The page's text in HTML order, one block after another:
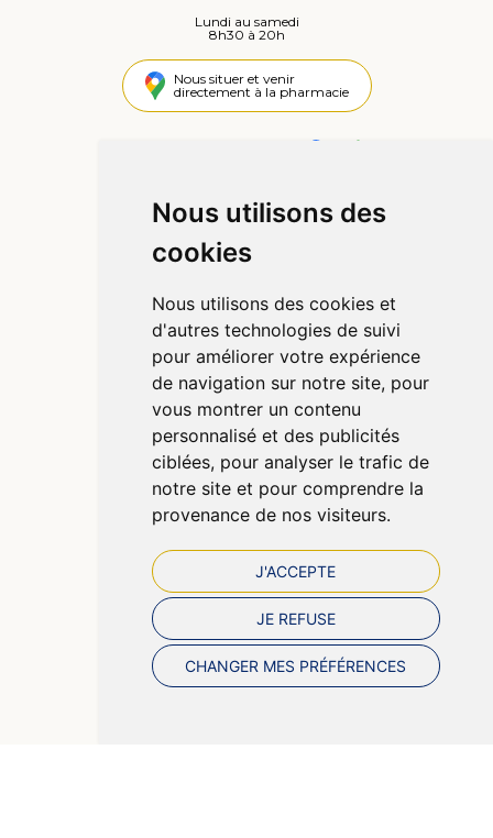
Nous utilisons des
cookies
Nous utilisons des cookies et
d'autres technologies de suivi
pour améliorer votre expérience
de navigation sur notre site, pour
vous montrer un contenu
personnalisé et des publicités
ciblées, pour analyser le trafic de
notre site et pour comprendre la
provenance de nos visiteurs.
J'ACCEPTE
JE REFUSE
CHANGER MES PRÉFÉRENCES
Lundi au samedi
8h30 à 20h
Nous situer et venir
directement à la pharmacie
Informations
Qui sommes-nous ?
Déclarer un effet indésirable
Mentions légales
CGV
Données personnelles
Cookies
Préférences Cookies